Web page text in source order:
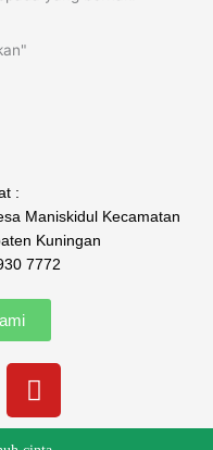
:
Maniskidul Kecamatan
Kuningan
7772
Y
o
u